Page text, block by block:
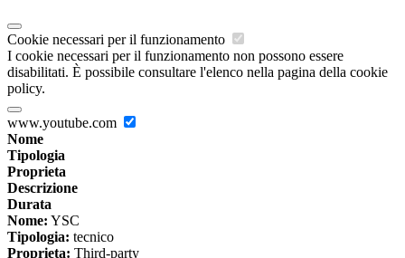
Cookie necessari per il funzionamento
I cookie necessari per il funzionamento non possono essere
disabilitati. È possibile consultare l'elenco nella pagina della cookie
policy.
www.youtube.com
Nome
Tipologia
Proprieta
Descrizione
Durata
Nome: YSC
Tipologia: tecnico
Proprieta: Third-party